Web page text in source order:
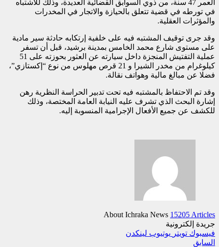
العمر 47 سنة، من ذوي السوابق القضائية العديدة، وذلك للاشتباه
في تورطه في قضية تتعلق بالحيازة والاتجار في المخدرات
والمؤثرات العقلية.
وقد جرى توقيف المشتبه فيه على خلفية إرتكابه حادثة سير مادية
على مستوى شارع محمد الخامس بمدينة برشيد، قبل أن تسفر
عملية التفتيش المنجزة داخل سيارته عن العثور بحوزته على 51
كيلوغرام من مخدر الشيرا و 21 قرص مهلوس من نوع “إكستازي”،
فضلا عن مبالغ مالية وهواتف نقالة.
وقد تم الاحتفاظ بالمشتبه فيه تحت تدبير الحراسة النظرية رهن
إشارة البحث الذي تشرف عليه النيابة العامة المختصة، وذلك
للكشف عن جميع الأفعال الإجرامية المنسوبة إليه.
About Ichraka News 15205 Articles
جريدة إلكترونية
فيسبوك تويتر يوتيوب لينكدن
السابق